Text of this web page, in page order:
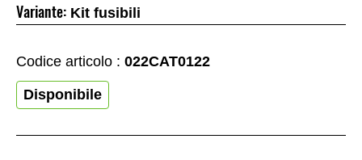
Variante: Kit fusibili
Codice articolo : 022CAT0122
Disponibile